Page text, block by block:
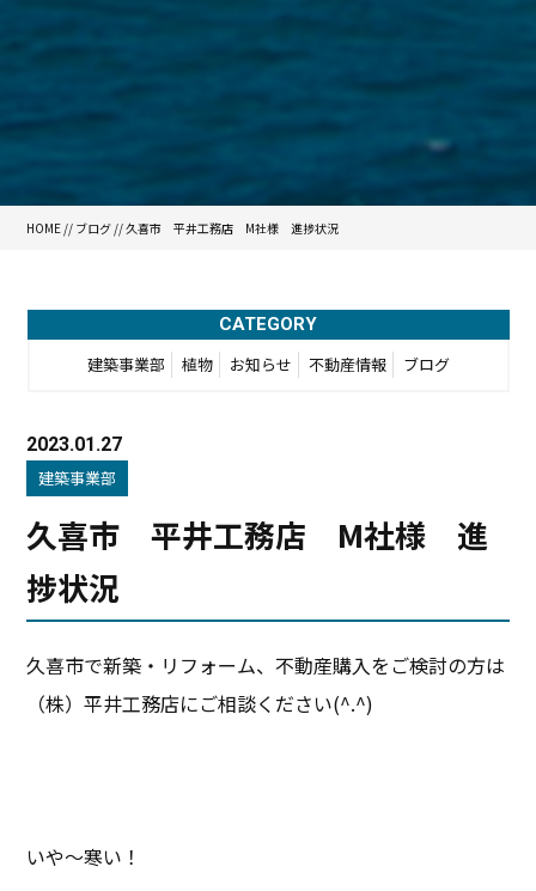
HOME // ブログ // 久喜市 平井工務店 M社様 進捗状況
CATEGORY
建築事業部 植物 お知らせ 不動産情報 ブログ
2023.01.27
建築事業部
久喜市 平井工務店 M社様 進
捗状況
久喜市で新築・リフォーム、不動産購入をご検討の方は
（株）平井工務店にご相談ください(^.^)
いや～寒い！